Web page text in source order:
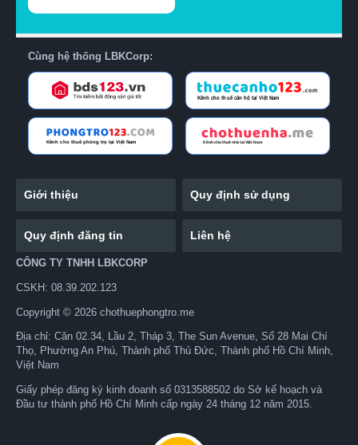
Cùng hệ thống LBKCorp:
Giới thiệu Quy định sử dụng
Quy định đăng tin Liên hệ
CÔNG TY TNHH LBKCORP
CSKH: 08.39.202.123
Copyright © 2026 chothuephongtro.me
Địa chỉ: Căn 02.34, Lầu 2, Tháp 3, The Sun Avenue, Số 28 Mai Chí
Thọ, Phường An Phú, Thành phố Thủ Đức, Thành phố Hồ Chí Minh,
Việt Nam
Giấy phép đăng ký kinh doanh số 0313588502 do Sở kế hoạch và
Đầu tư thành phố Hồ Chí Minh cấp ngày 24 tháng 12 năm 2015.